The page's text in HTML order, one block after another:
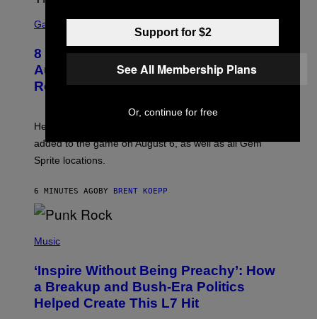
C
E
N
S
H
E
P
C
M
E
S
Gaming
8 New Fortnite Sprites Added in
August 6 Update – Locations &
Release Time
Here is a complete list of the eight new Fortnite Sprites
added to the game on August 6, as well as all Gem
Sprite locations.
6 MINUTES AGO BY BRENT KOEPP
H
O
B
Y
G
Music
‘Inspire Without Being Preachy’: How
a Breakup and Bush-Era Politics
Helped Create This L7 Hit
Support for $2
See All Membership Plans
Or, continue for free